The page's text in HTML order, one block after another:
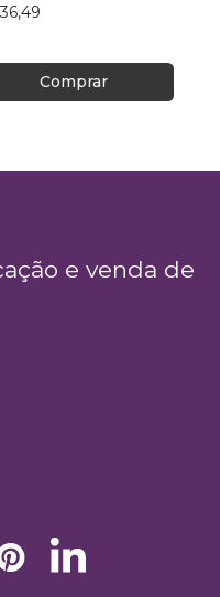
Comprar
e venda de